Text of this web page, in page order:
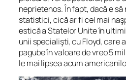
neprietenos. În fapt, dacă e să
statistici, cică ar fi cel mai
estică a Statelor Unite în
unii specialişti, cu Floyd, care
pagube în valoare de vreo 5
le mai lipsea acum